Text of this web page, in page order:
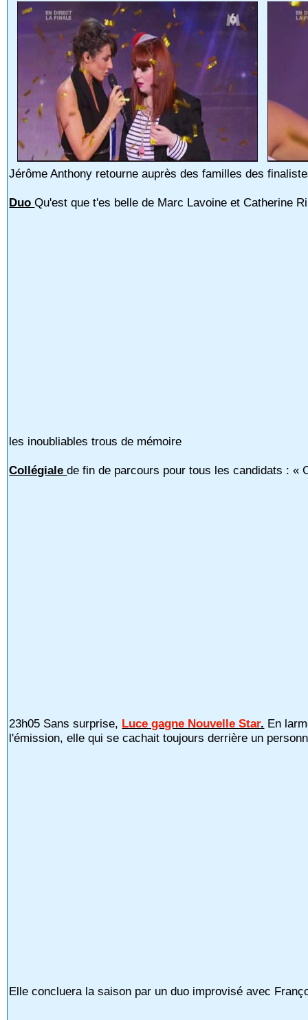
Jérôme Anthony retourne auprès des familles des
DuoQu'est que t'es belle de Marc Lavoine et Catherine
les inoubliables trous de mémoire
Collégialede fin de parcours pour tous les candidats : «
23h05 Sans surprise, Luce gagne Nouvelle Star. En
l'émission, elle qui se cachait toujours derrière un
Elle concluera la saison par un duo improvisé avec